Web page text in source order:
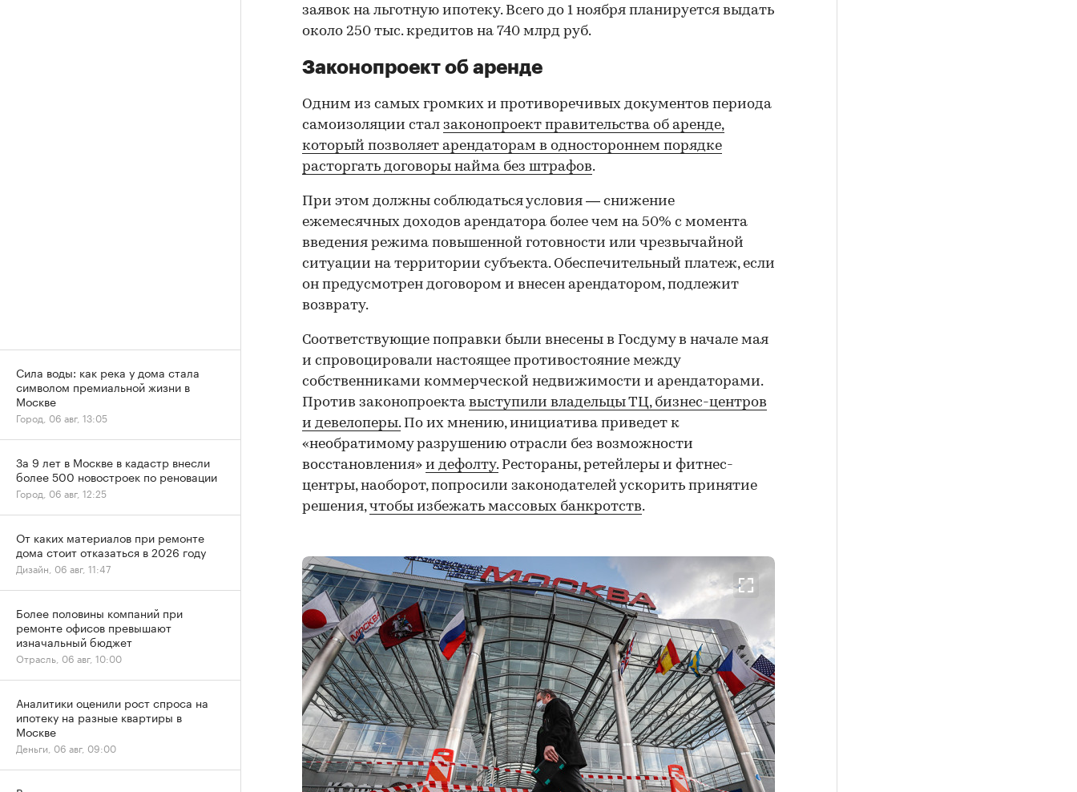
заявок на льготную ипотеку. Всего до 1 ноября планируется выдать
около 250 тыс. кредитов на 740 млрд руб.
Законопроект об аренде
Одним из самых громких и противоречивых документов периода
самоизоляции стал законопроект правительства об аренде,
который позволяет арендаторам в одностороннем порядке
расторгать договоры найма без штрафов.
При этом должны соблюдаться условия — снижение
ежемесячных доходов арендатора более чем на 50% с момента
введения режима повышенной готовности или чрезвычайной
ситуации на территории субъекта. Обеспечительный платеж, если
он предусмотрен договором и внесен арендатором, подлежит
возврату.
Соответствующие поправки были внесены в Госдуму в начале мая
и спровоцировали настоящее противостояние между
собственниками коммерческой недвижимости и арендаторами.
Против законопроекта выступили владельцы ТЦ, бизнес-центров
и девелоперы.По их мнению, инициатива приведет к
«необратимому разрушению отрасли без возможности
восстановления» и дефолту.Рестораны, ретейлеры и фитнес-
центры, наоборот, попросили законодателей ускорить принятие
решения,чтобы избежать массовых банкротств.
Сила воды: как река у дома стала
символом премиальной жизни в
Москве
Город, 06 авг, 13:05
За 9 лет в Москве в кадастр внесли
более 500 новостроек по реновации
Город, 06 авг, 12:25
От каких материалов при ремонте
дома стоит отказаться в 2026 году
Дизайн, 06 авг, 11:47
Более половины компаний при
ремонте офисов превышают
изначальный бюджет
Отрасль, 06 авг, 10:00
Аналитики оценили рост спроса на
ипотеку на разные квартиры в
Москве
Деньги, 06 авг, 09:00